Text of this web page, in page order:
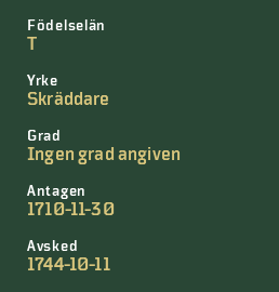
Födelselän
T
Yrke
Skräddare
Grad
Ingen grad angiven
Antagen
1710-11-30
Avsked
1744-10-11